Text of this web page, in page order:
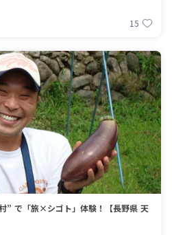
15
” で「旅×シゴト」体験！【長野県 天